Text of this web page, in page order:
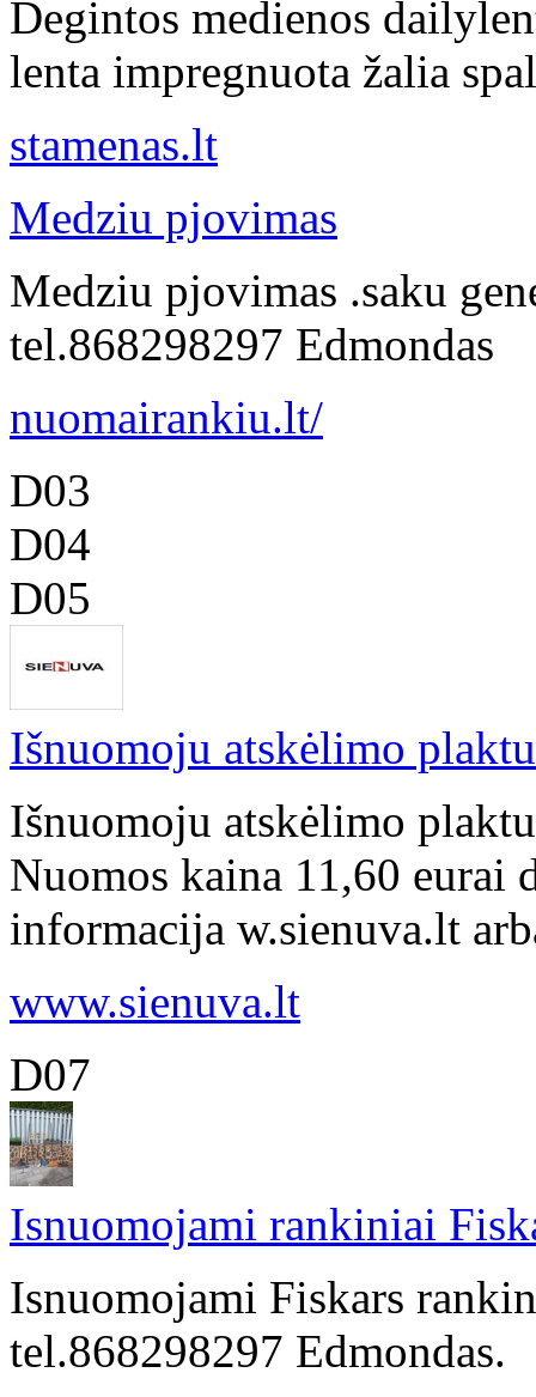
Degintos medienos
lenta impregnuota žalia
stamenas.lt
Medziu pjovimas
Medziu pjovimas .saku
tel.868298297 Edmondas
nuomairankiu.lt/
D03
D04
D05
Išnuomoju atskėlimo
Išnuomoju atskėlimo
Nuomos kaina 11,60 eurai
informacija w.sienuva.lt
www.sienuva.lt
D07
Isnuomojami rankiniai
Isnuomojami Fiskars
tel.868298297 Edmondas.